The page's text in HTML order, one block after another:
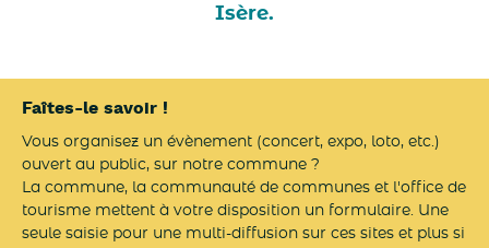
Isère.
Faîtes-le savoir !
Vous organisez un évènement (concert, expo, loto, etc.)
ouvert au public, sur notre commune ?
La commune, la communauté de communes et l'office de
tourisme mettent à votre disposition un formulaire. Une
seule saisie pour une multi-diffusion sur ces sites et plus si